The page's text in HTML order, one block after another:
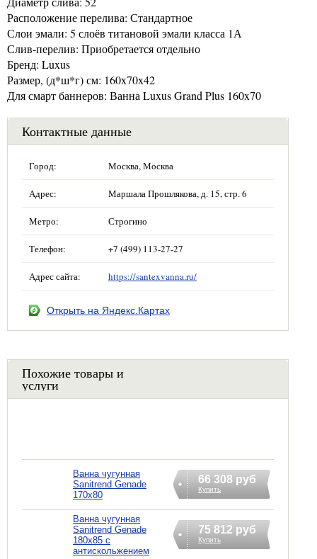
Расположение перелива: Стандартное
Слои эмали: 5 слоёв титановой эмали класса 1А
Слив-перелив: Приобретается отдельно
Бренд: Luxus
Размер, (д*ш*г) см: 160x70x42
Для смарт баннеров: Ванна Luxus Grand Plus 160x70
Контактные данные
Город: Москва, Москва
Адрес: Маршала Прошлякова, д. 15, стр. 6
Метро: Строгино
Телефон: +7 (499) 113-27-27
Адрес сайта: https://santexvanna.ru/
Открыть на Яндекс.Картах
Похожие товары и
услуги
Ванна чугунная
Sanitrend Genade
170х80
66 308 руб
Купить
Ванна чугунная
Sanitrend Genade
180х85 с
антискольжением
75 812 руб
Купить